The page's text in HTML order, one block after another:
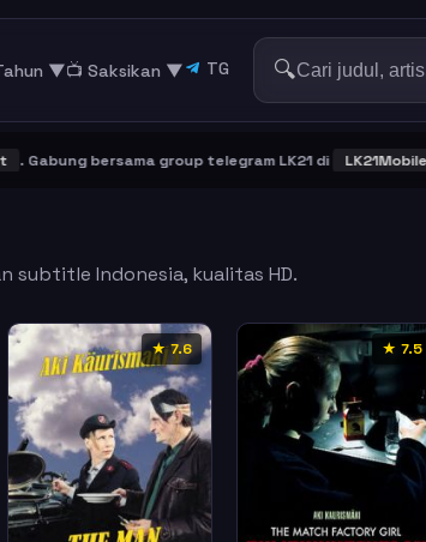
▼📺 Saksikan ▼ TG 🔍
bersama group telegram LK21 di LK21Mobile .
subtitle Indonesia, kualitas HD.
★ 7.6 ★ 7.5